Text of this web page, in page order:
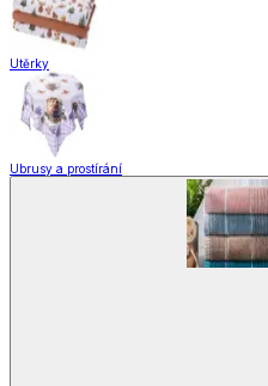
Utěrky
Ubrusy a prostírání